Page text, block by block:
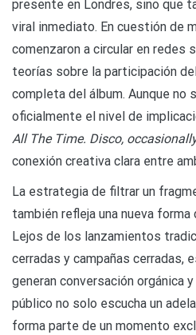
presente en Londres, sino que
viral inmediato. En cuestión de
comenzaron a circular en redes
teorías sobre la participación
completa del álbum. Aunque no
oficialmente el nivel de
All The Time. Disco,
conexión creativa clara entre
La estrategia de filtrar un
también refleja una nueva forma
Lejos de los lanzamientos
cerradas y campañas
generan conversación orgánica
público no solo escucha un
forma parte de un momento